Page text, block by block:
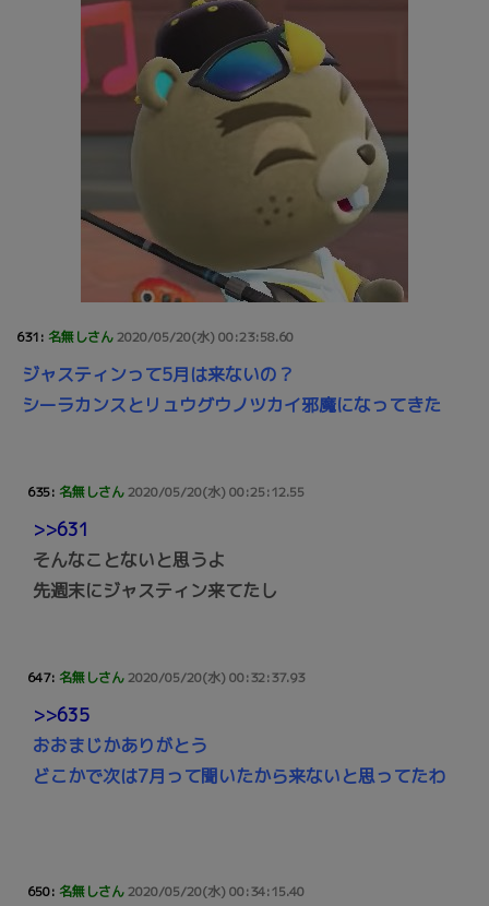
631: 名無しさん2020/05/20(水) 00:23:58.60
ジャスティンって5月は来ないの？
シーラカンスとリュウグウノツカイ邪魔になってきた
635: 名無しさん2020/05/20(水) 00:25:12.55
>>631
そんなことないと思うよ
先週末にジャスティン来てたし
647: 名無しさん2020/05/20(水) 00:32:37.93
>>635
おおまじかありがとう
どこかで次は7月って聞いたから来ないと思ってたわ
650: 名無しさん2020/05/20(水) 00:34:15.40